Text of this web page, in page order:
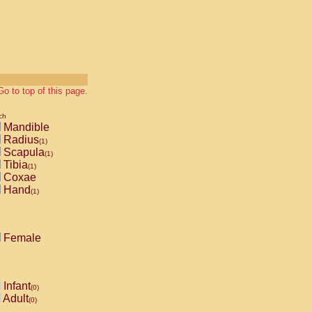
to top of this page.
Mandible
Radius(1)
Scapula(1)
Tibia(1)
Coxae
Hand(1)
Female
Infant(0)
Adult(0)